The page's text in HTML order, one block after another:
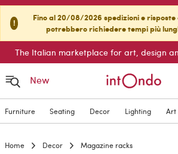
!
Fino al 20/08/2026 spedizioni e risposte
potrebbero richiedere tempi più
The Italian marketplace for art, design
New
Furniture Seating Decor Lighting Art
Home Decor Magazine racks